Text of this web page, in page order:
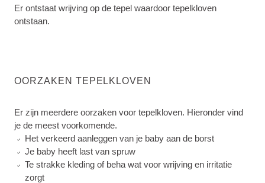
Er ontstaat wrijving op de tepel waardoor tepelkloven
ontstaan.
OORZAKEN TEPELKLOVEN
Er zijn meerdere oorzaken voor tepelkloven. Hieronder vind
je de meest voorkomende.
Het verkeerd aanleggen van je baby aan de borst
Je baby heeft last van spruw
Te strakke kleding of beha wat voor wrijving en irritatie
zorgt